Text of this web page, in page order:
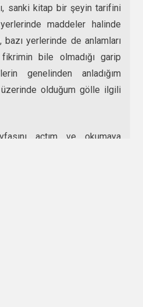
sanki kitap bir şeyin tarifini
maddeler halinde
bazı yerlerinde de anlamları
bile olmadığı garip
genelinden anladığım
üzerinde olduğum gölle ilgili
açtım ve okumaya